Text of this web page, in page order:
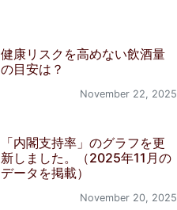
健康リスクを高めない飲酒量
の目安は？
November 22, 2025
「内閣支持率」のグラフを更
新しました。（2025年11月の
データを掲載）
November 20, 2025